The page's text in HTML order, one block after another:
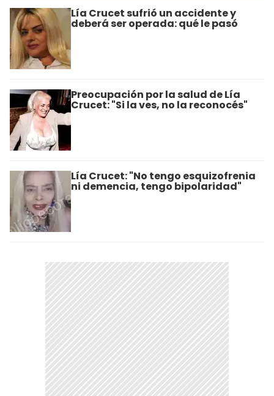
Lía Crucet sufrió un accidente y
deberá ser operada: qué le pasó
Preocupación por la salud de Lía
Crucet: "Si la ves, no la reconocés"
Lía Crucet: "No tengo esquizofrenia
ni demencia, tengo bipolaridad"